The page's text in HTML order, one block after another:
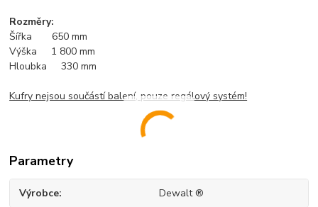
Rozměry:
Šířka 650 mm
Výška 1 800 mm
Hloubka 330 mm
Kufry nejsou součástí balení, pouze regálový systém!
Parametry
Výrobce Dewalt ®